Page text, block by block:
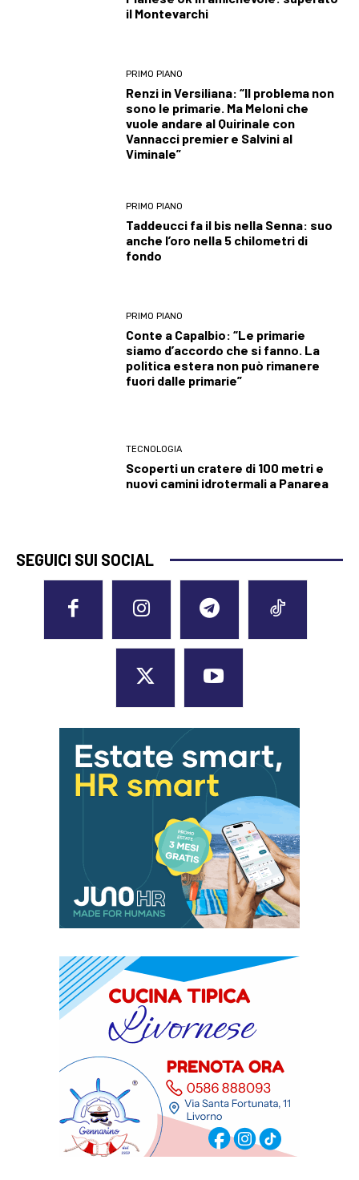
il Montevarchi
PRIMO PIANO
Renzi in Versiliana: “Il problema non
sono le primarie. Ma Meloni che
vuole andare al Quirinale con
Vannacci premier e Salvini al
Viminale”
PRIMO PIANO
Taddeucci fa il bis nella Senna: suo
anche l’oro nella 5 chilometri di
fondo
PRIMO PIANO
Conte a Capalbio: “Le primarie
siamo d’accordo che si fanno. La
politica estera non può rimanere
fuori dalle primarie”
TECNOLOGIA
Scoperti un cratere di 100 metri e
nuovi camini idrotermali a Panarea
SEGUICI SUI SOCIAL